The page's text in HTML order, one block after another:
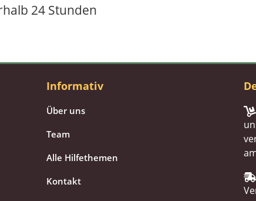
24 Stunden
Informativ
Über uns
Team
Alle Hilfethemen
Kontakt